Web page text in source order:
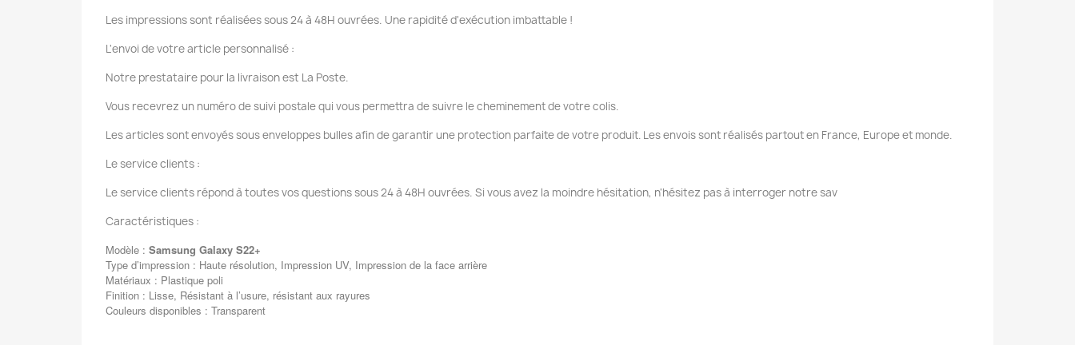
Les impressions sont réalisées sous 24 à 48H ouvrées. Une rapidité d'exécution imbattable !
L'envoi de votre article personnalisé :
Notre prestataire pour la livraison est La Poste.
Vous recevrez un numéro de suivi postale qui vous permettra de suivre le cheminement de votre colis.
Les articles sont envoyés sous enveloppes bulles afin de garantir une protection parfaite de votre produit. Les envois sont réalisés partout en France, Europe et monde.
Le service clients :
Le service clients répond à toutes vos questions sous 24 à 48H ouvrées. Si vous avez la moindre hésitation, n'hésitez pas à interroger notre sav
Caractéristiques :
Modèle : Samsung Galaxy S22+
Type d’impression : Haute résolution, Impression UV, Impression de la face arrière
Matériaux : Plastique poli
Finition : Lisse, Résistant à l’usure, résistant aux rayures
Couleurs disponibles : Transparent